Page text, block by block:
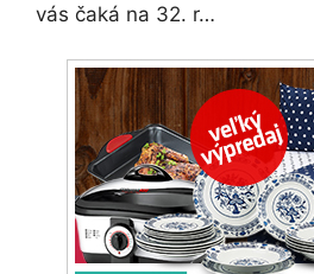
vás čaká na 32. r…